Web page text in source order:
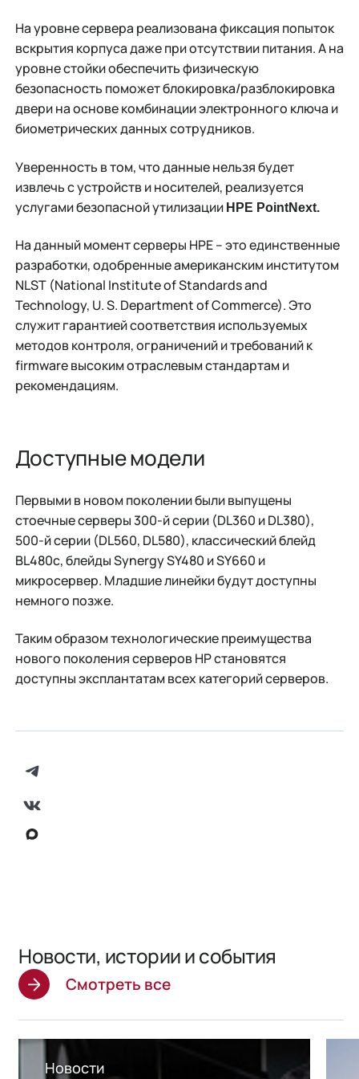
На уровне сервера реализована фиксация попыток
вскрытия корпуса даже при отсутствии питания. А на
уровне стойки обеспечить физическую
безопасность поможет блокировка/разблокировка
двери на основе комбинации электронного ключа и
биометрических данных сотрудников.
Уверенность в том, что данные нельзя будет
извлечь с устройств и носителей, реализуется
услугами безопасной утилизации HPE PointNext.
На данный момент серверы HPE – это единственные
разработки, одобренные американским институтом
NLST (National Institute of Standards and
Technology, U. S. Department of Commerce). Это
служит гарантией соответствия используемых
методов контроля, ограничений и требований к
firmware высоким отраслевым стандартам и
рекомендациям.
Доступные модели
Первыми в новом поколении были выпущены
стоечные серверы 300-й серии (DL360 и DL380),
500-й серии (DL560, DL580), классический блейд
BL480c, блейды Synergy SY480 и SY660 и
микросервер. Младшие линейки будут доступны
немного позже.
Таким образом технологические преимущества
нового поколения серверов HP становятся
доступны эксплантатам всех категорий серверов.
Новости, истории и события
Смотреть все
Новости